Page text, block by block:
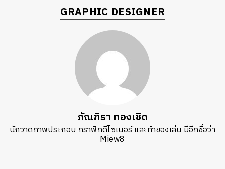
GRAPHIC DESIGNER
ภัณฑิรา ทองเชิด
นักวาดภาพประกอบ กราฟิกดีไซเนอร์ และทำของเล่น มีอีกชื่อว่า
Miew8